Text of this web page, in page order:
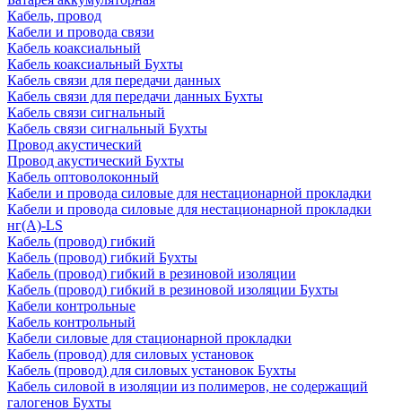
Кабель, провод
Кабели и провода связи
Кабель коаксиальный
Кабель коаксиальный Бухты
Кабель связи для передачи данных
Кабель связи для передачи данных Бухты
Кабель связи сигнальный
Кабель связи сигнальный Бухты
Провод акустический
Провод акустический Бухты
Кабель оптоволоконный
Кабели и провода силовые для нестационарной прокладки
Кабели и провода силовые для нестационарной прокладки
нг(А)-LS
Кабель (провод) гибкий
Кабель (провод) гибкий Бухты
Кабель (провод) гибкий в резиновой изоляции
Кабель (провод) гибкий в резиновой изоляции Бухты
Кабели контрольные
Кабель контрольный
Кабели силовые для стационарной прокладки
Кабель (провод) для силовых установок
Кабель (провод) для силовых установок Бухты
Кабель силовой в изоляции из полимеров, не содержащий
галогенов Бухты